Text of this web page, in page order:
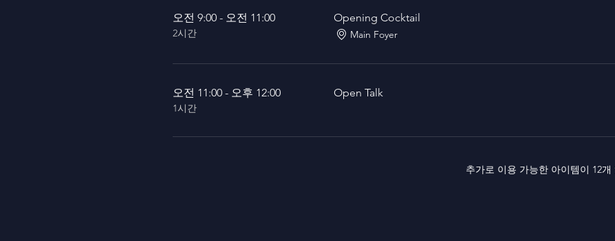
오전 9:00 - 오전 11:00
2시간
Opening Cocktail
Main Foyer
오전 11:00 - 오후 12:00
1시간
Open Talk
추가로 이용 가능한 아이템이 12개